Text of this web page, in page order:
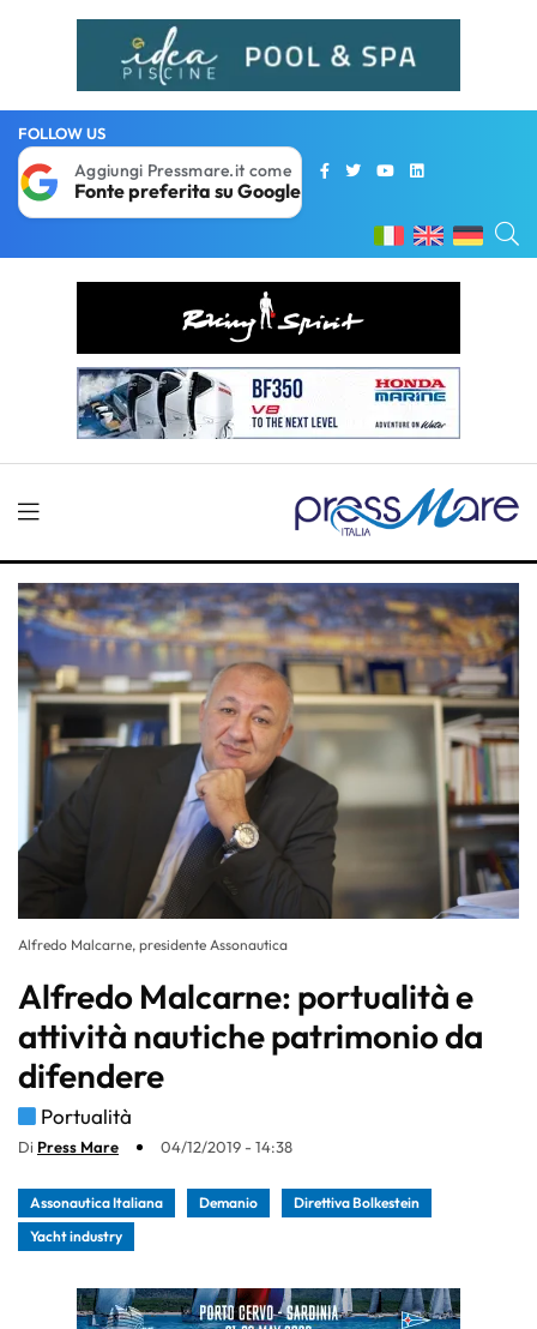
FOLLOW US
Aggiungi Pressmare.it come
Fonte preferita su Google
Alfredo Malcarne, presidente Assonautica
Alfredo Malcarne: portualità e
attività nautiche patrimonio da
difendere
Portualità
Di Press Mare 04/12/2019 - 14:38
Assonautica Italiana Demanio
Direttiva Bolkestein
Yacht industry